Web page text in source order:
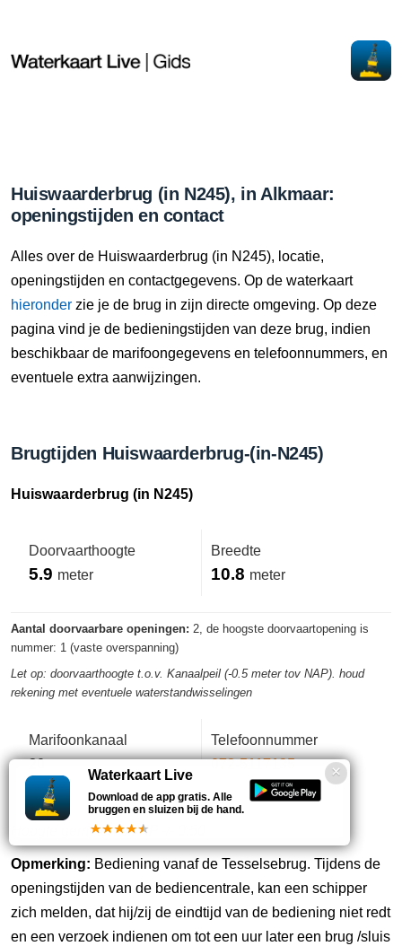
Huiswaarderbrug (in N245), in Alkmaar:
openingstijden en contact
Alles over de Huiswaarderbrug (in N245), locatie,
openingstijden en contactgegevens. Op de waterkaart
hieronder zie je de brug in zijn directe omgeving. Op deze
pagina vind je de bedieningstijden van deze brug, indien
beschikbaar de marifoongegevens en telefoonnummers, en
eventuele extra aanwijzingen.
Brugtijden Huiswaarderbrug-(in-N245)
Huiswaarderbrug (in N245)
Doorvaarthoogte
5.9 meter
Breedte
10.8 meter
Aantal doorvaarbare openingen: 2, de hoogste doorvaartopening is
nummer: 1 (vaste overspanning)
Let op: doorvaarthoogte t.o.v. Kanaalpeil (-0.5 meter tov NAP). houd
rekening met eventuele waterstandwisselingen
Marifoonkanaal
20
Telefoonnummer
072-5117135
Hoogte gemeten bij KP -/- 0.50
Opmerking: Bediening vanaf de Tesselsebrug. Tijdens de
openingstijden van de bediencentrale, kan een schipper
zich melden, dat hij/zij de eindtijd van de bediening niet redt
en een verzoek indienen om tot een uur later een brug /sluis
Waterkaart Live
Download de app gratis. Alle
bruggen en sluizen bij de hand.